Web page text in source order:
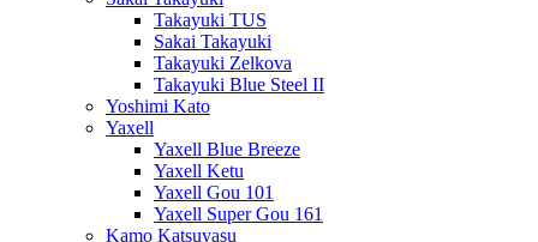
Takayuki TUS
Sakai Takayuki
Takayuki Zelkova
Takayuki Blue Steel II
Yoshimi Kato
Yaxell
Yaxell Blue Breeze
Yaxell Ketu
Yaxell Gou 101
Yaxell Super Gou 161
Kamo Katsuyasu